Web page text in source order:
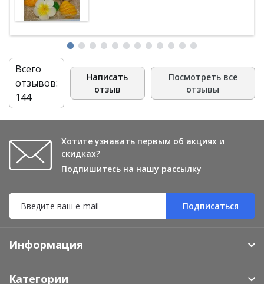
Всего
отзывов:
144
Написать
отзыв
Посмотреть все
отзывы
Хотите узнавать первым об акциях и
скидках?
Подпишитесь на нашу рассылку
Подписаться
Информация
Категории